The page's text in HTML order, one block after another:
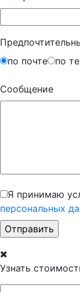
по почте
по
Сообщение
Я принимаю
персональных
Узнать